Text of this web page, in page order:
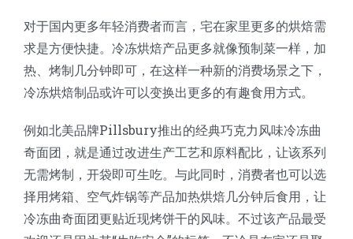
对于国内更多年轻消费者而言，宅在家里更多的烘焙需
求是方便快捷。冷冻烘焙产品更多就像预制菜一样，加
热、烤制几分钟即可，在这样一种新的消费场景之下，
冷冻烘焙制品或许可以变换出更多的有趣食用方式。
例如北美品牌Pillsbury推出的经典巧克力风味冷冻曲
奇面团，就是通过改进生产工艺和原料配比，让该系列
无需烤制，开袋即可生吃。与此同时，消费者也可以选
择用烤箱、空气炸锅等产品加热烘焙几分钟后食用，让
冷冻曲奇面团更贴近现烤饼干的风味。不过该产品最受